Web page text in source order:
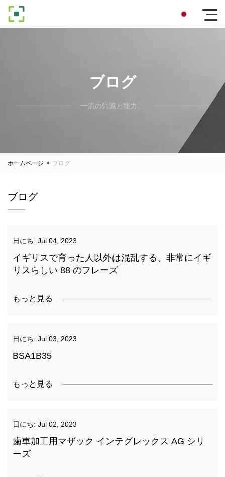
ブログ
一流の知識と能力。
ホームページ > ブログ
ブログ
日にち: Jul 04, 2023
イギリスで育った人以外は混乱する、非常にイギ
リスらしい 88 のフレーズ
もっと見る
日にち: Jul 03, 2023
BSA1B35
もっと見る
日にち: Jul 02, 2023
歯車加工用マザック インテグレックス AG シリ
ーズ